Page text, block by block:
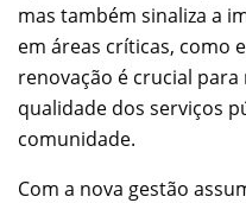
mas também sinaliza a
em áreas críticas, como
renovação é crucial
qualidade dos serviços
comunidade.
Com a nova gestão